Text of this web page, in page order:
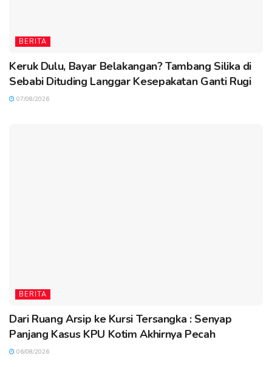
BERITA
Keruk Dulu, Bayar Belakangan? Tambang Silika di
Sebabi Dituding Langgar Kesepakatan Ganti Rugi
07/08/2026
BERITA
Dari Ruang Arsip ke Kursi Tersangka : Senyap
Panjang Kasus KPU Kotim Akhirnya Pecah
06/08/2026